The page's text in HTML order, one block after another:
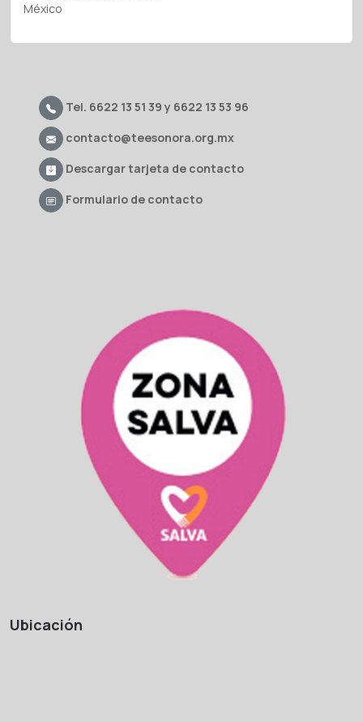
México
Tel. 6622 13 51 39 y 6622 13 53 96
contacto@teesonora.org.mx
Descargar tarjeta de contacto
Formulario de contacto
Ubicación